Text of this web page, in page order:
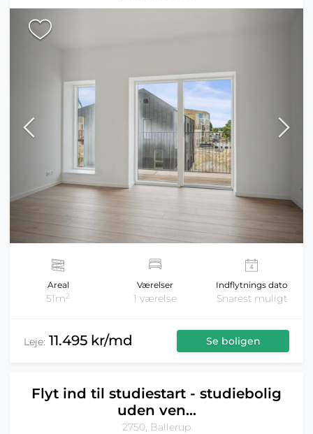
Areal
51m2
Værelser
1 værelse
Indflytnings dato
Snarest muligt
Leje: 11.495 kr/md Se boligen
Flyt ind til studiestart - studiebolig
uden ven...
2750, Ballerup